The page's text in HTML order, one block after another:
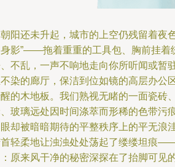
阳还未升起，城市的上空仍残留着夜
影”——拖着重重的工具包、胸前挂着
不乱，一声不响地走向你所听闻或暂
染的廊厅，保洁到位如镜的高层办公
的木地板。我们熟视无睹的一面瓷砖
玻璃远处因时间涤萃而形稀的色带
却被暗暗期待的平整秩序上的平无浪
轻柔地让浊浊处处荡起了缕缕坦痕
原来风干净的秘密深探在了抬脚可见